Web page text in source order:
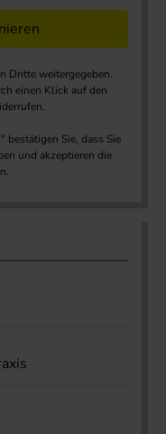
Dritte weitergegeben.
einen Klick auf den
Sie, dass Sie
und akzeptieren die